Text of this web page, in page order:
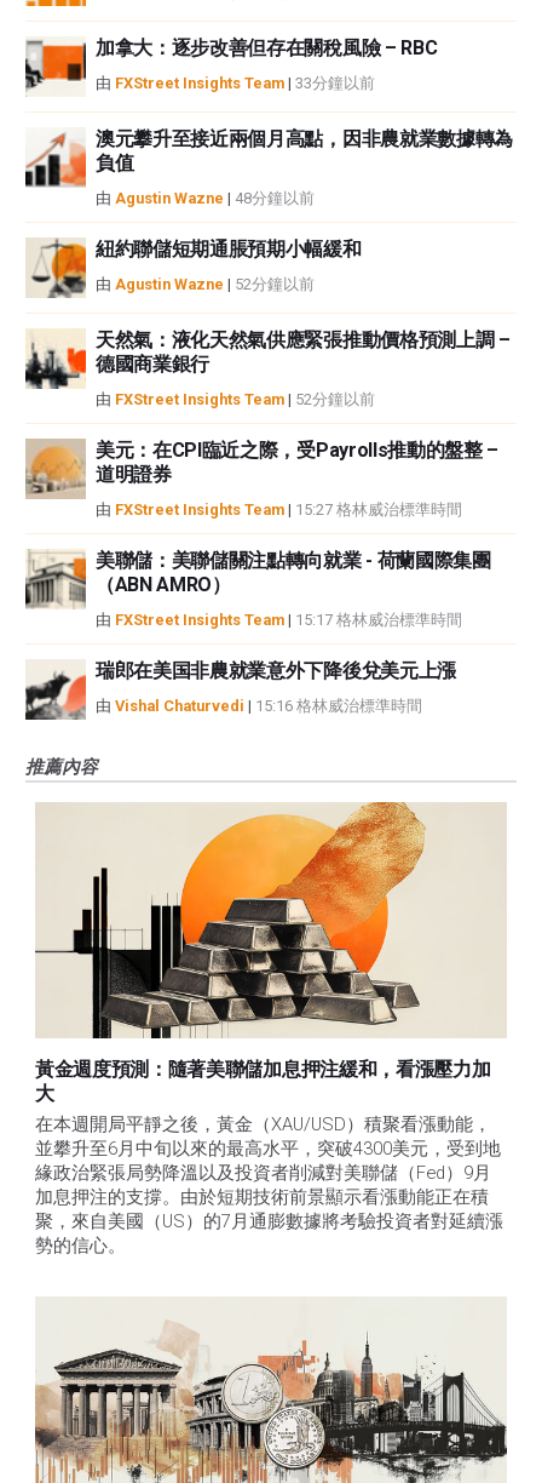
者沒有收到撰寫這篇文章的報酬。
FXStreet和作者不提供個性化的建議。作者對該資訊的準確性、完整性或適用
性不作任何陳述。FXStreet和作者將不承擔任何錯誤，遺漏或任何損失，傷害
或損害由此資訊及其顯示或使用引起的。錯誤和遺漏除外。本文作者和
FXStreet並非註冊投資顧問，本文內容無意提供任何投資建議。
加拿大：逐步改善但存在關稅風險 – RBC
由 FXStreet Insights Team | 33分鐘以前
澳元攀升至接近兩個月高點，因非農就業數據轉為
負值
由 Agustin Wazne | 48分鐘以前
紐約聯儲短期通脹預期小幅緩和
由 Agustin Wazne | 52分鐘以前
天然氣：液化天然氣供應緊張推動價格預測上調 –
德國商業銀行
由 FXStreet Insights Team | 52分鐘以前
美元：在CPI臨近之際，受Payrolls推動的盤整 –
道明證券
由 FXStreet Insights Team | 15:27 格林威治標準時間
美聯儲：美聯儲關注點轉向就業 - 荷蘭國際集團
（ABN AMRO）
由 FXStreet Insights Team | 15:17 格林威治標準時間
瑞郎在美国非農就業意外下降後兌美元上漲
由 Vishal Chaturvedi | 15:16 格林威治標準時間
推薦內容
黃金週度預測：隨著美聯儲加息押注緩和，看漲壓力加
大
在本週開局平靜之後，黃金（XAU/USD）積聚看漲動能，
並攀升至6月中旬以來的最高水平，突破4300美元，受到地
緣政治緊張局勢降溫以及投資者削減對美聯儲（Fed）9月
加息押注的支撐。由於短期技術前景顯示看漲動能正在積
聚，來自美國（US）的7月通膨數據將考驗投資者對延續漲
勢的信心。